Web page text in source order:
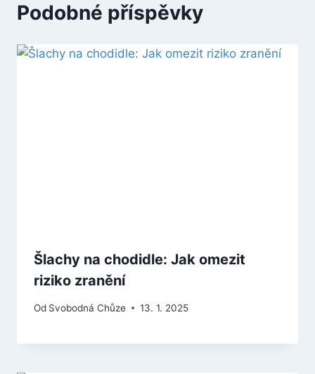
Podobné příspěvky
Šlachy na chodidle: Jak omezit
riziko zranění
Od Svobodná Chůze 13. 1. 2025